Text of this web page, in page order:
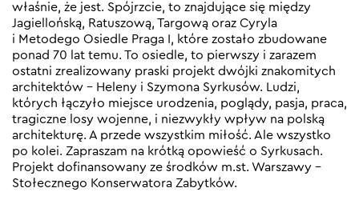
właśnie, że jest. Spójrzcie, to znajdujące się między
Jagiellońską, Ratuszową, Targową oraz Cyryla
i Metodego Osiedle Praga I, które zostało zbudowane
ponad 70 lat temu. To osiedle, to pierwszy i zarazem
ostatni zrealizowany praski projekt dwójki znakomitych
architektów – Heleny i Szymona Syrkusów. Ludzi,
których łączyło miejsce urodzenia, poglądy, pasja, praca,
tragiczne losy wojenne, i niezwykły wpływ na polską
architekturę. A przede wszystkim miłość. Ale wszystko
po kolei. Zapraszam na krótką opowieść o Syrkusach.
Projekt dofinansowany ze środków m.st. Warszawy –
Stołecznego Konserwatora Zabytków.